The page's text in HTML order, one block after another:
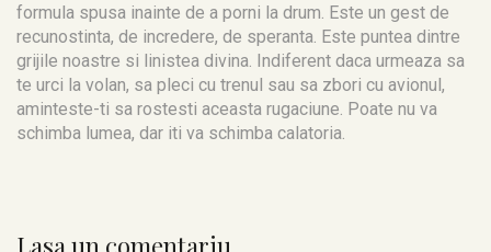
formula spusa inainte de a porni la drum. Este un gest de
recunostinta, de incredere, de speranta. Este puntea dintre
grijile noastre si linistea divina. Indiferent daca urmeaza sa
te urci la volan, sa pleci cu trenul sau sa zbori cu avionul,
aminteste-ti sa rostesti aceasta rugaciune. Poate nu va
schimba lumea, dar iti va schimba calatoria.
Lasa un comentariu